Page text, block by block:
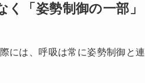
「姿勢制御の一部」
には、呼吸は常に姿勢制御と